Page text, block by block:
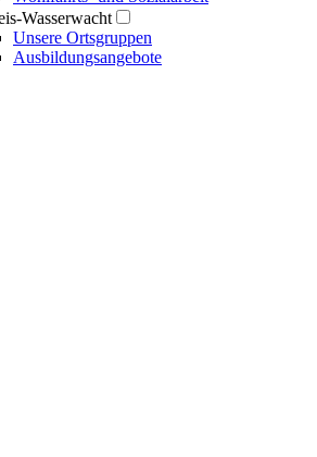
Wasserwacht
Unsere Ortsgruppen
Ausbildungsangebote